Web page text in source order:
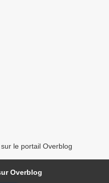
le portail Overblog
Overblog